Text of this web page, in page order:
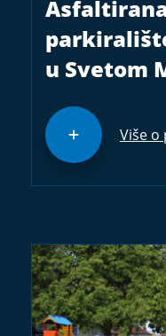
u Svetom
Više o